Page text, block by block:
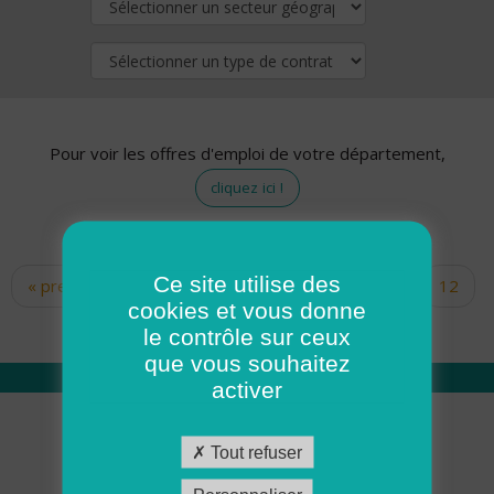
Pour voir les offres d'emploi de votre département,
cliquez ici !
Pages
« premier ‹ précédent … 10
12
14 15 16 17
Qui sommes nous
Académie ADMR
Ce site utilise des
cookies et vous donne
le contrôle sur ceux
que vous souhaitez
activer
Tout refuser